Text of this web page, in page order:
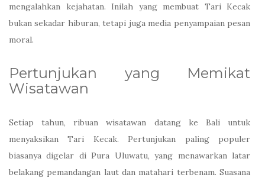
mengalahkan kejahatan. Inilah yang membuat Tari Kecak
bukan sekadar hiburan, tetapi juga media penyampaian pesan
moral.
Pertunjukan yang Memikat
Wisatawan
Setiap tahun, ribuan wisatawan datang ke Bali untuk
menyaksikan Tari Kecak. Pertunjukan paling populer
biasanya digelar di Pura Uluwatu, yang menawarkan latar
belakang pemandangan laut dan matahari terbenam. Suasana